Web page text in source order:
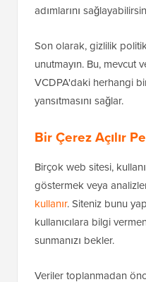
adımlarını
Son olarak, gizlilik
unutmayın. Bu, mevcut
VCDPA'daki herhangi
yansıtmasını sağlar.
Bir Çerez Açılır
Birçok web sitesi,
göstermek veya
kullanır. Siteniz bunu
kullanıcılara bilgi
sunmanızı bekler.
Veriler toplanmadan